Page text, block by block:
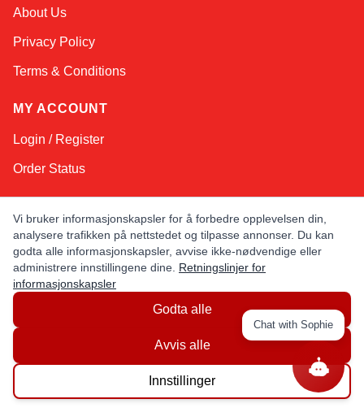
About Us
Privacy Policy
Terms & Conditions
MY ACCOUNT
Login / Register
Order Status
Contact Us
Help / FAQs
Shipping & Returns
KEEP IN TOUCH!
Vi bruker informasjonskapsler for å forbedre opplevelsen din,
analysere trafikken på nettstedet og tilpasse annonser. Du kan
godta alle informasjonskapsler, avvise ikke-nødvendige eller
administrere innstillingene dine. Retningslinjer for
informasjonskapsler
Godta alle
Avvis alle
Innstillinger
Chat with Sophie